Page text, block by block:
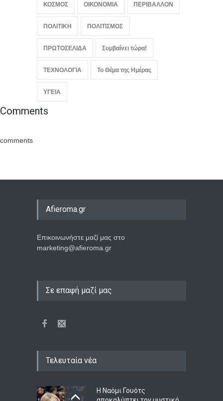
ΚΟΣΜΟΣ ΟΙΚΟΝΟΜΙΑ ΠΕΡΙΒΑΛΛΟΝ
ΠΟΛΙΤΙΚΗ ΠΟΛΙΤΙΣΜΟΣ
ΠΡΩΤΟΣΕΛΙΔΑ Συμβαίνει τώρα!
ΤΕΧΝΟΛΟΓΙΑ Το Θέμα της Ημέρας
ΥΓΕΙΑ
Comments
comments
Afieroma.gr
Επικοινωνήστε μαζί μας στο
marketing@afieroma.gr
Σε επαφή μαζί μας
Τελευταία νέα
Η Ναόμι Γουότς